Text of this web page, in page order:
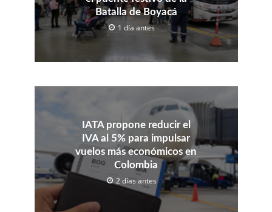
Batalla de Boyacá
1 día antes
IATA propone reducir el
IVA al 5% para impulsar
vuelos más económicos en
Colombia
2 días antes